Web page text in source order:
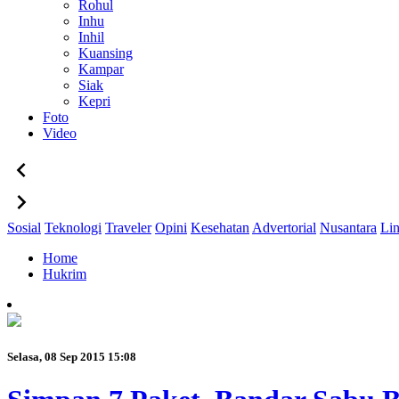
Rohul
Inhu
Inhil
Kuansing
Kampar
Siak
Kepri
Foto
Video
Sosial Teknologi Traveler Opini Kesehatan Advertorial Nusantara
Home
Hukrim
Selasa, 08 Sep 2015 15:08